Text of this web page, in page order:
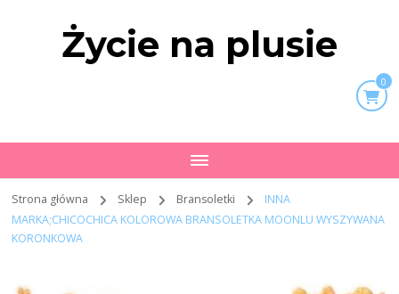
Życie na plusie
0
Strona główna Sklep Bransoletki
INNA
MARKA;CHICOCHICA KOLOROWA BRANSOLETKA MOONLU WYSZYWANA
KORONKOWA